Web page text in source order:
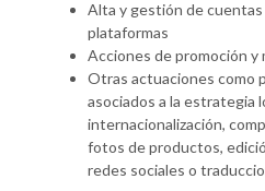
Alta y gestión de
plataformas
Acciones de promoción y
Otras actuaciones como
asociados a la estrategia
internacionalización,
fotos de productos,
redes sociales o